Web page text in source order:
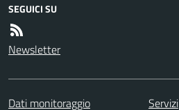
SEGUICI SU
Newsletter
Dati monitoraggio Servizi